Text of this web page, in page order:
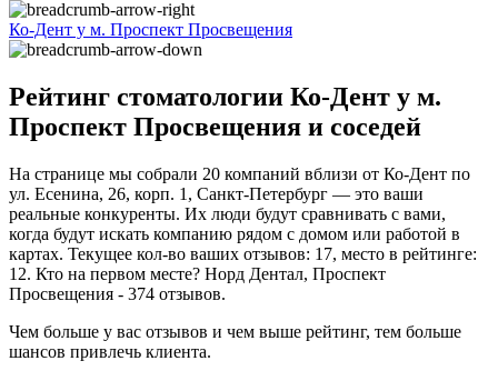
Ко-Дент у м. Проспект Просвещения
Рейтинг стоматологии Ко-Дент у м.
Проспект Просвещения и соседей
На странице мы собрали 20 компаний вблизи от Ко-Дент по
ул. Есенина, 26, корп. 1, Санкт-Петербург — это ваши
реальные конкуренты. Их люди будут сравнивать с вами,
когда будут искать компанию рядом с домом или работой в
картах. Текущее кол-во ваших отзывов: 17, место в рейтинге:
12. Кто на первом месте? Норд Дентал, Проспект
Просвещения - 374 отзывов.
Чем больше у вас отзывов и чем выше рейтинг, тем больше
шансов привлечь клиента.